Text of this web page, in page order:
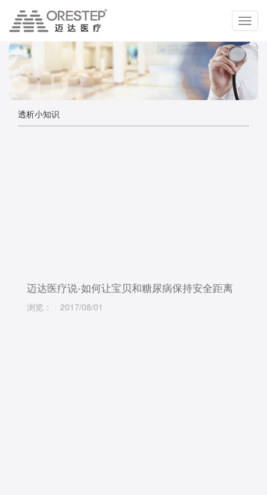
切
换
导
航
透析小知识
迈达医疗说-如何让宝贝和糖尿病保持安全距离
浏览： 2017/08/01